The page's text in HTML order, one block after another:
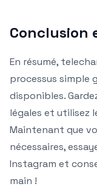
Conclusion
En résumé,
processus simple
disponibles.
légales et utilisez
Maintenant que
nécessaires,
Instagram et
main !